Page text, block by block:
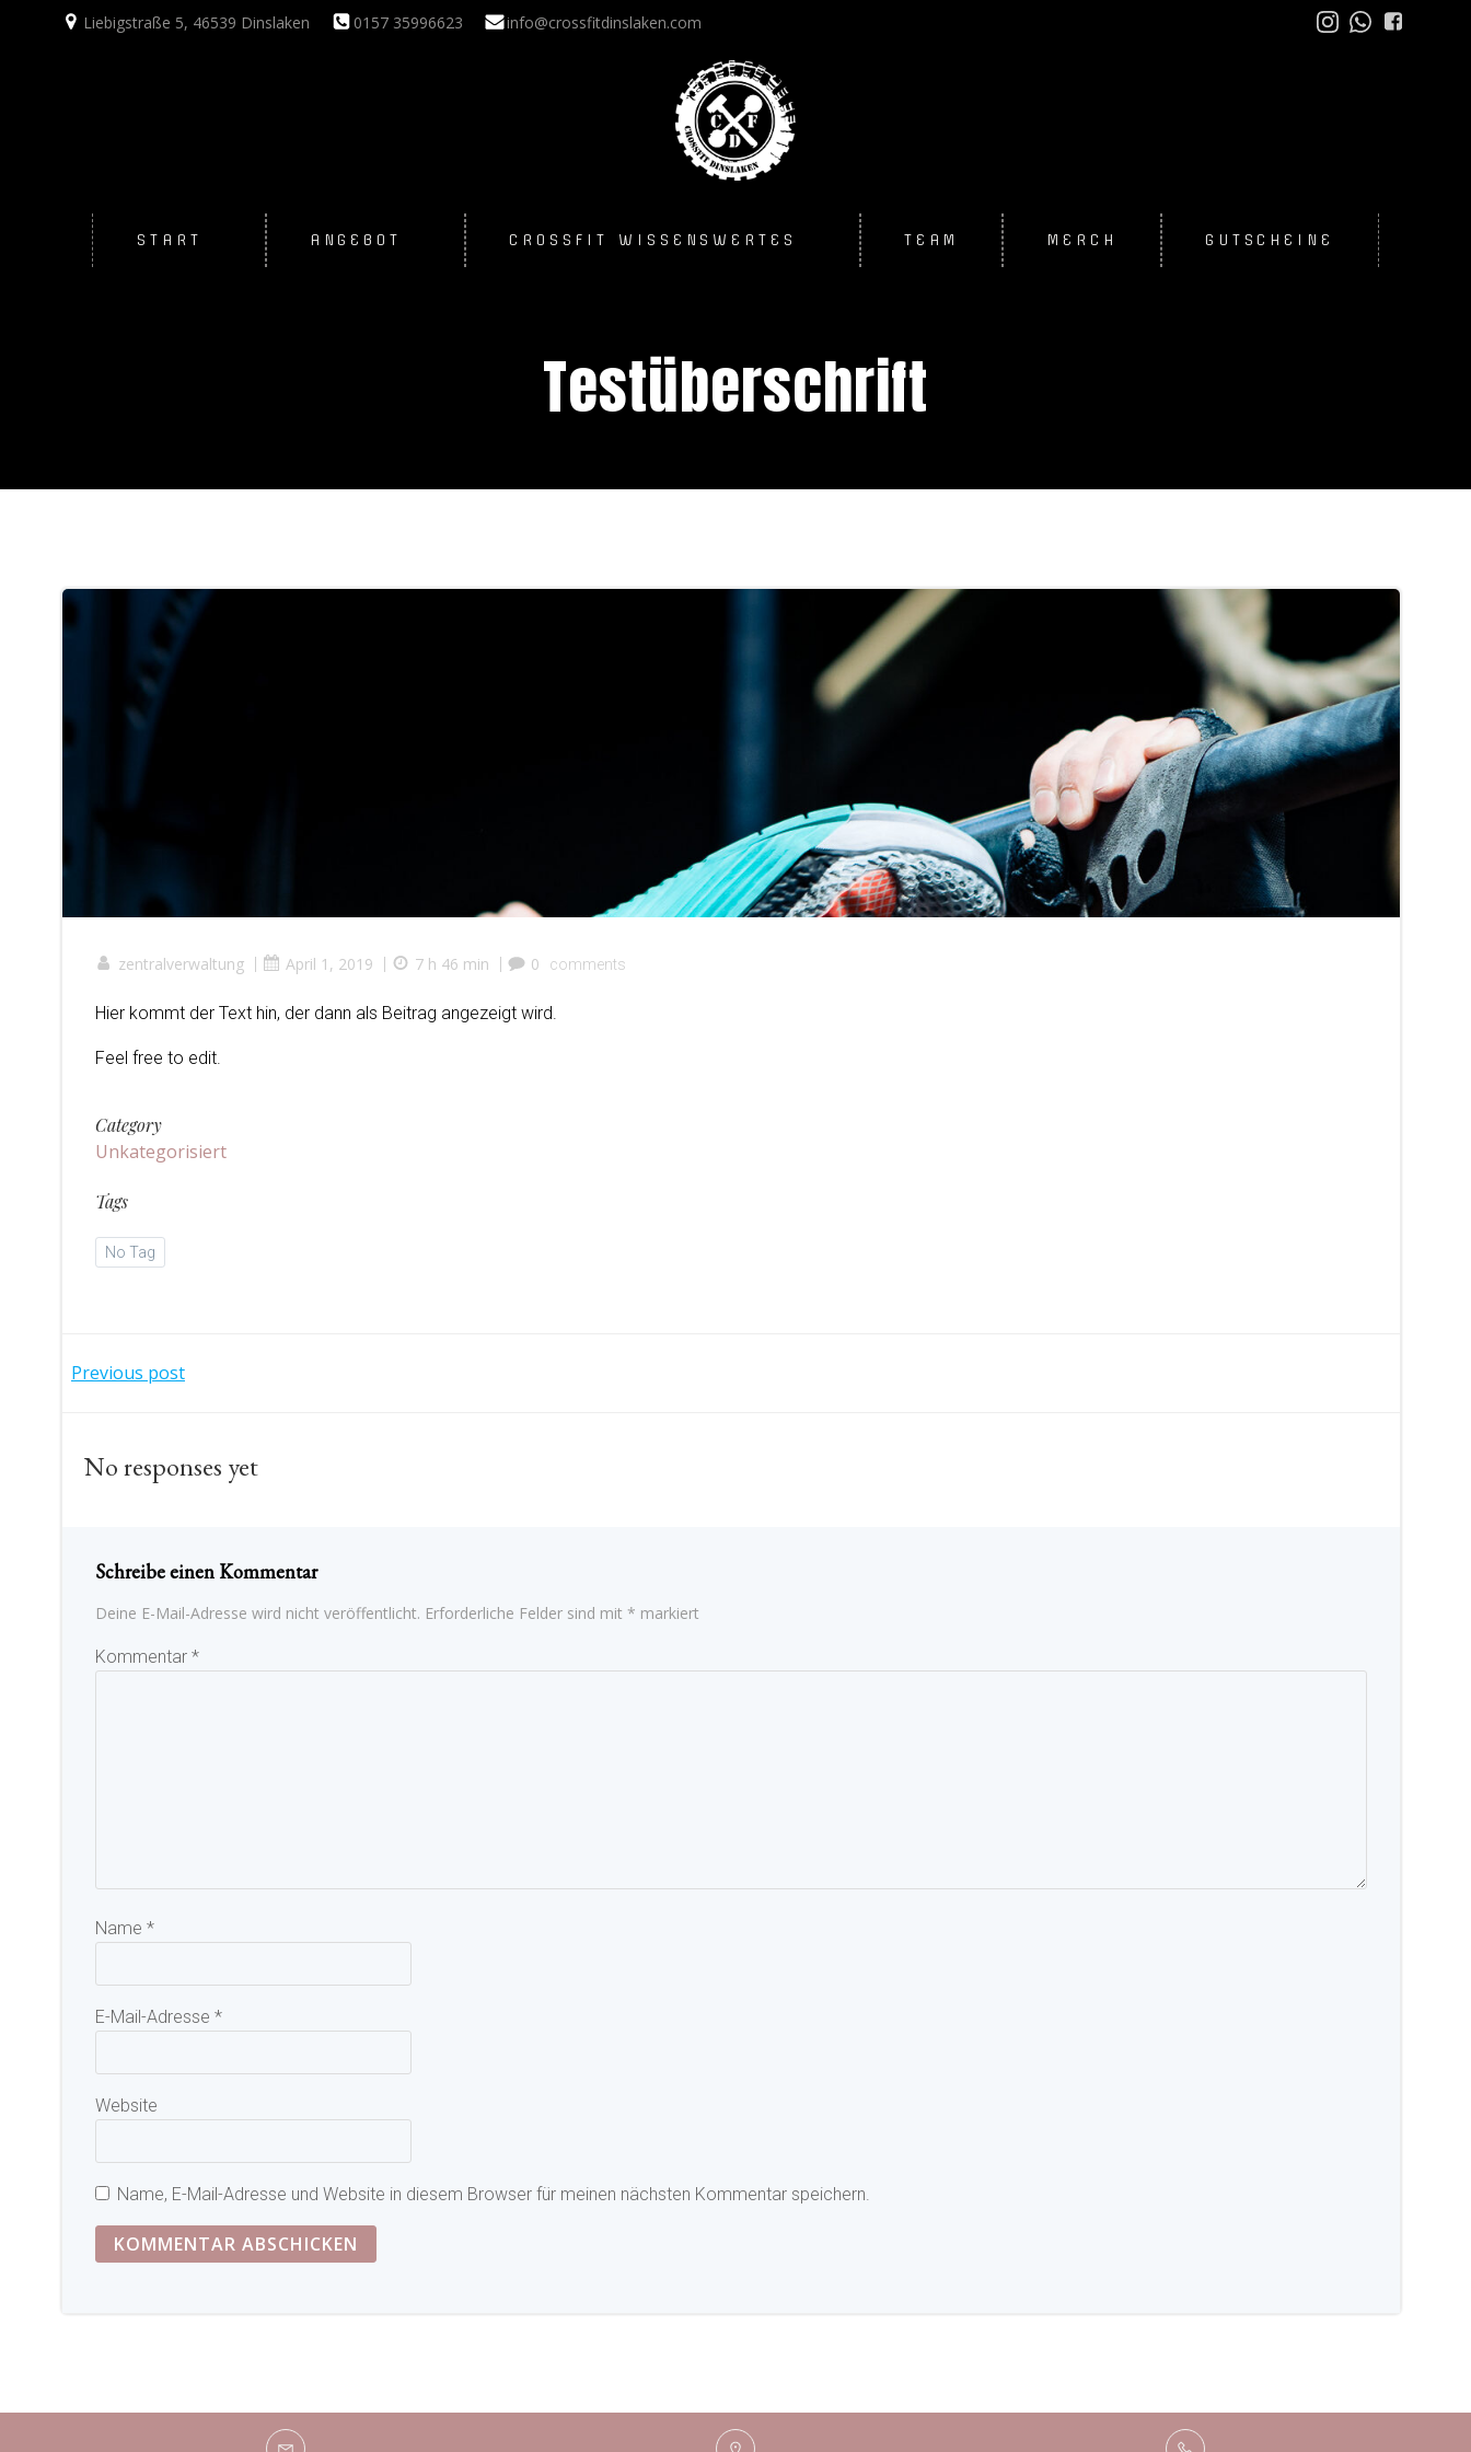
Liebigstraße 5, 46539 Dinslaken 0157 35996623 info@crossfitdinslaken.com
START ANGEBOT CROSSFIT WISSENSWERTES TEAM MERCH GUTSCHEINE
Testüberschrift
zentralverwaltung | April 1, 2019 | 7 h 46 min | 0 comments
Hier kommt der Text hin, der dann als Beitrag angezeigt wird.
Feel free to edit.
Category
Unkategorisiert
Tags
No Tag
Post
Previous post
No responses yet
Schreibe einen Kommentar
Deine E-Mail-Adresse wird nicht veröffentlicht. Erforderliche Felder sind mit * markiert
Kommentar *
Name *
E-Mail-Adresse *
Website
Name, E-Mail-Adresse und Website in diesem Browser für meinen nächsten Kommentar speichern.